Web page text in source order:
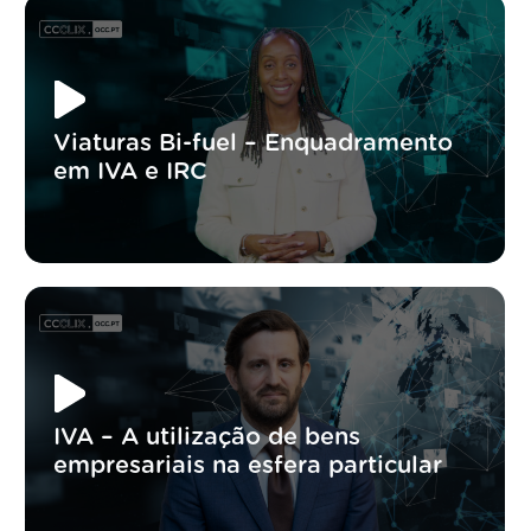
Viaturas Bi-fuel – Enquadramento
em IVA e IRC
IVA – A utilização de bens
empresariais na esfera particular